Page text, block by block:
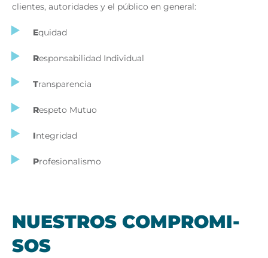
clientes, autoridades y el público en general:
Equidad
Responsabilidad Individual
Transparencia
Respeto Mutuo
Integridad
Profesionalismo
NUES­TROS COM­PRO­MI­
SOS